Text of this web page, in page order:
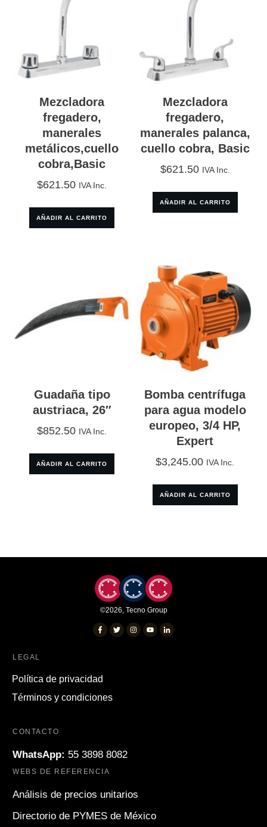
Mezcladora
fregadero,
manerales
metálicos,cuello
cobra,Basic
$621.50 IVA Inc.
AÑADIR AL CARRITO
Mezcladora
fregadero,
manerales palanca,
cuello cobra, Basic
$621.50 IVA Inc.
AÑADIR AL CARRITO
Guadaña tipo
austriaca, 26″
$852.50 IVA Inc.
AÑADIR AL CARRITO
Bomba centrífuga
para agua modelo
europeo, 3/4 HP,
Expert
$3,245.00 IVA Inc.
AÑADIR AL CARRITO
©2026, Tecno Group
LEGAL
Política de privacidad
Términos y condiciones
CONTACTO
WhatsApp: 55 3898 8082
WEBS DE REFERENCIA
Análisis de precios unitarios
Directorio de PYMES de México